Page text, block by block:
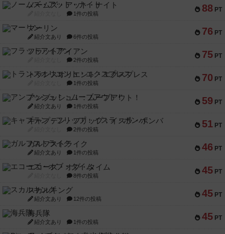
88 PT
ノームズ・アット・ナイト
1件の投稿
76 PT
マーリン
紹介文あり 6件の投稿
75 PT
フラットアイアン
2件の投稿
70 PT
トランスオリエント・エクスプレス
1件の投稿
59 PT
アンブッシュ！：ムーブアウト！
紹介文あり 1件の投稿
51 PT
キャプテン・フリップ：イスラ・ボンバ
2件の投稿
46 PT
ガルフストライク
紹介文あり 1件の投稿
45 PT
エコーズ・オブ・タイム
8件の投稿
45 PT
スカルキング
紹介文あり 12件の投稿
45 PT
海兵隊
紹介文あり 1件の投稿